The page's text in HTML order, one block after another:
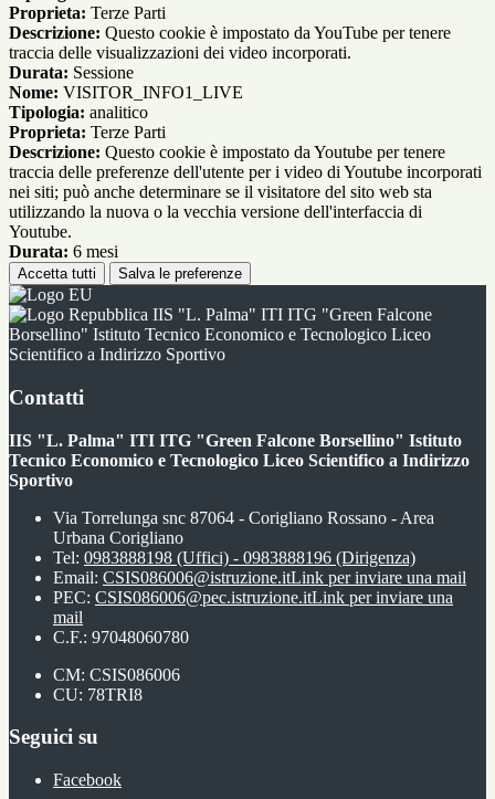
Proprieta: Terze Parti
Descrizione: Questo cookie è impostato da YouTube per tenere
traccia delle visualizzazioni dei video incorporati.
Durata: Sessione
Nome: VISITOR_INFO1_LIVE
Tipologia: analitico
Proprieta: Terze Parti
Descrizione: Questo cookie è impostato da Youtube per tenere
traccia delle preferenze dell'utente per i video di Youtube incorporati
nei siti; può anche determinare se il visitatore del sito web sta
utilizzando la nuova o la vecchia versione dell'interfaccia di
Youtube.
Durata: 6 mesi
Accetta tutti Salva le preferenze
IIS "L. Palma" ITI ITG "Green Falcone
Borsellino" Istituto Tecnico Economico e Tecnologico Liceo
Scientifico a Indirizzo Sportivo
Contatti
IIS "L. Palma" ITI ITG "Green Falcone Borsellino" Istituto
Tecnico Economico e Tecnologico Liceo Scientifico a Indirizzo
Sportivo
Via Torrelunga snc 87064 - Corigliano Rossano - Area
Urbana Corigliano
Tel: 0983888198 (Uffici) - 0983888196 (Dirigenza)
Email: CSIS086006@istruzione.itLink per inviare una mail
PEC: CSIS086006@pec.istruzione.itLink per inviare una
mail
C.F.: 97048060780
CM: CSIS086006
CU: 78TRI8
Seguici su
Facebook